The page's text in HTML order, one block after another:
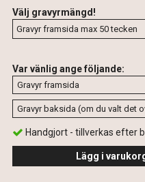
Välj gravyrmängd!
Var vänlig ange följande:
Handgjort - tillverkas efter
Lägg i